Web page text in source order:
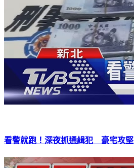
看警就跑！深夜抓通緝犯 豪宅攻堅